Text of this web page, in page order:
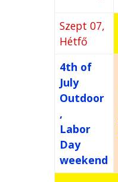
Szept 07,
Hétfő
4th of
July
Outdoor
,
Labor
Day
weekend